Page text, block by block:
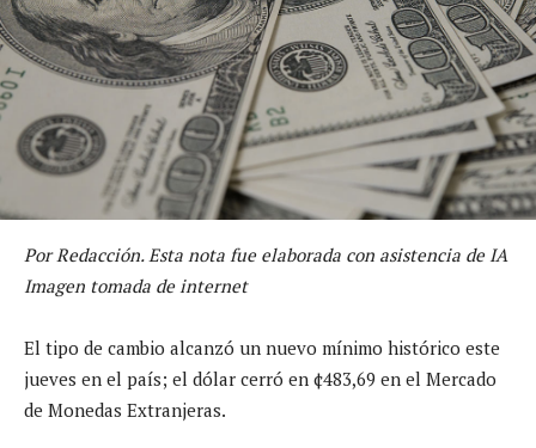
Por Redacción. Esta nota fue elaborada con asistencia de IA
Imagen tomada de internet
El tipo de cambio alcanzó un nuevo mínimo histórico este
jueves en el país; el dólar cerró en ¢483,69 en el Mercado
de Monedas Extranjeras.